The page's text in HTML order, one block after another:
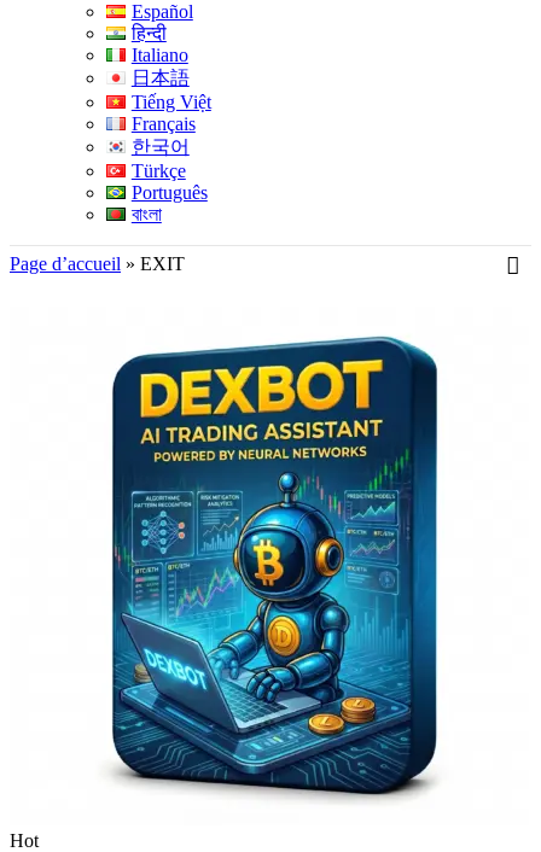
Español
हिन्दी
Italiano
日本語
Tiếng Việt
Français
한국어
Türkçe
Português
বাংলা
Page d’accueil » EXIT
Hot